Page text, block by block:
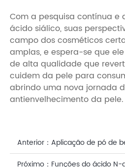
Com a pesquisa contínua e
ácido siálico, suas
campo dos cosméticos
amplas, e espera-se que
de alta qualidade que
cuidem da pele para
abrindo uma nova jornada
antienvelhecimento da pele.
Anterior： Aplicação de pó de
em produtos para cuidados
Próximo： Funções do ácido